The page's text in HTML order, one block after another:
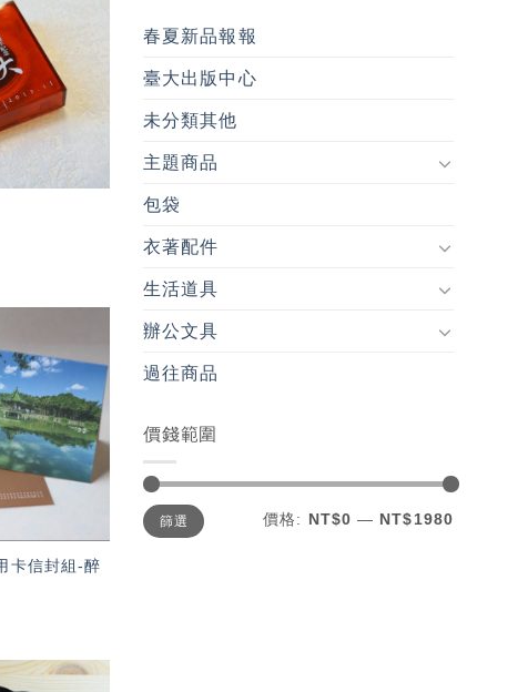
加入
「願
望輕
單」
卡信封組-醉
春夏新品報報
臺大出版中心
未分類其他
主題商品
包袋
衣著配件
生活道具
辦公文具
過往商品
價錢範圍
最
低
價
最
高
價
篩選 價格: NT$0 — NT$1980